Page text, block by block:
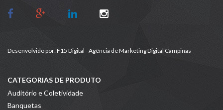
Desenvolvido por:F15 Digital - Agência de Marketing Digital Campinas
CATEGORIAS DE PRODUTO
Auditório e Coletividade
Banquetas